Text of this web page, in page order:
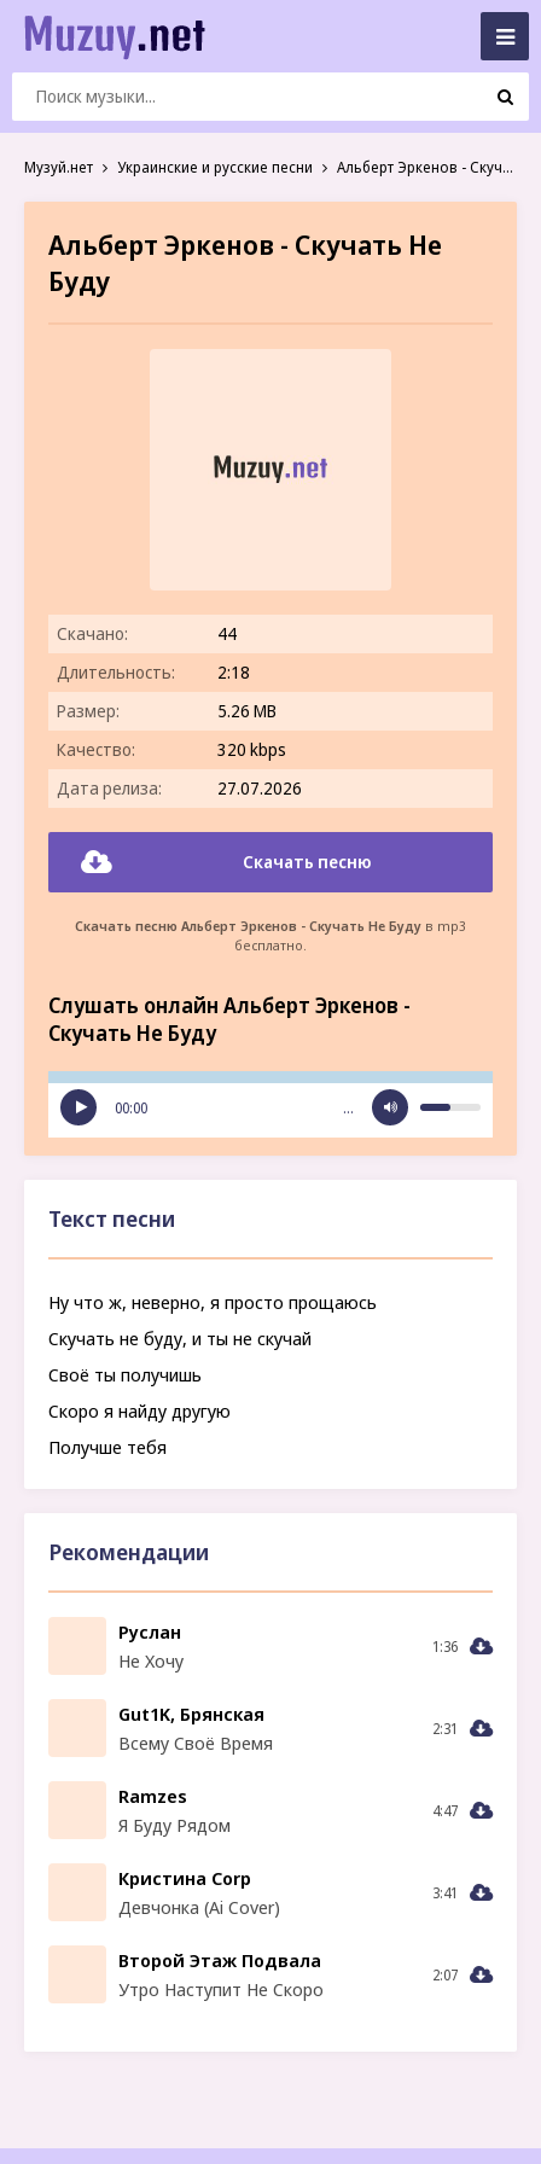
Музуй.нет Украинские и русские песни Альберт Эркенов - Скучать Не Буду
Альберт Эркенов - Скучать Не
Буду
Скачано:
44
Длительность:
2:18
Размер:
5.26 MB
Качество:
320 kbps
Дата релиза:
27.07.2026
Скачать песню
Скачать песню Альберт Эркенов - Скучать Не Буду в mp3
бесплатно.
Слушать онлайн Альберт Эркенов -
Скучать Не Буду
00:00 …
Текст песни
Ну что ж, неверно, я просто прощаюсь
Скучать не буду, и ты не скучай
Своё ты получишь
Скоро я найду другую
Получше тебя
Рекомендации
Руслан
Не Хочу
1:36
Gut1K, Брянская
Всему Своё Время
2:31
Ramzes
Я Буду Рядом
4:47
Кристина Corp
Девчонка (Ai Cover)
3:41
Второй Этаж Подвала
Утро Наступит Не Скоро
2:07